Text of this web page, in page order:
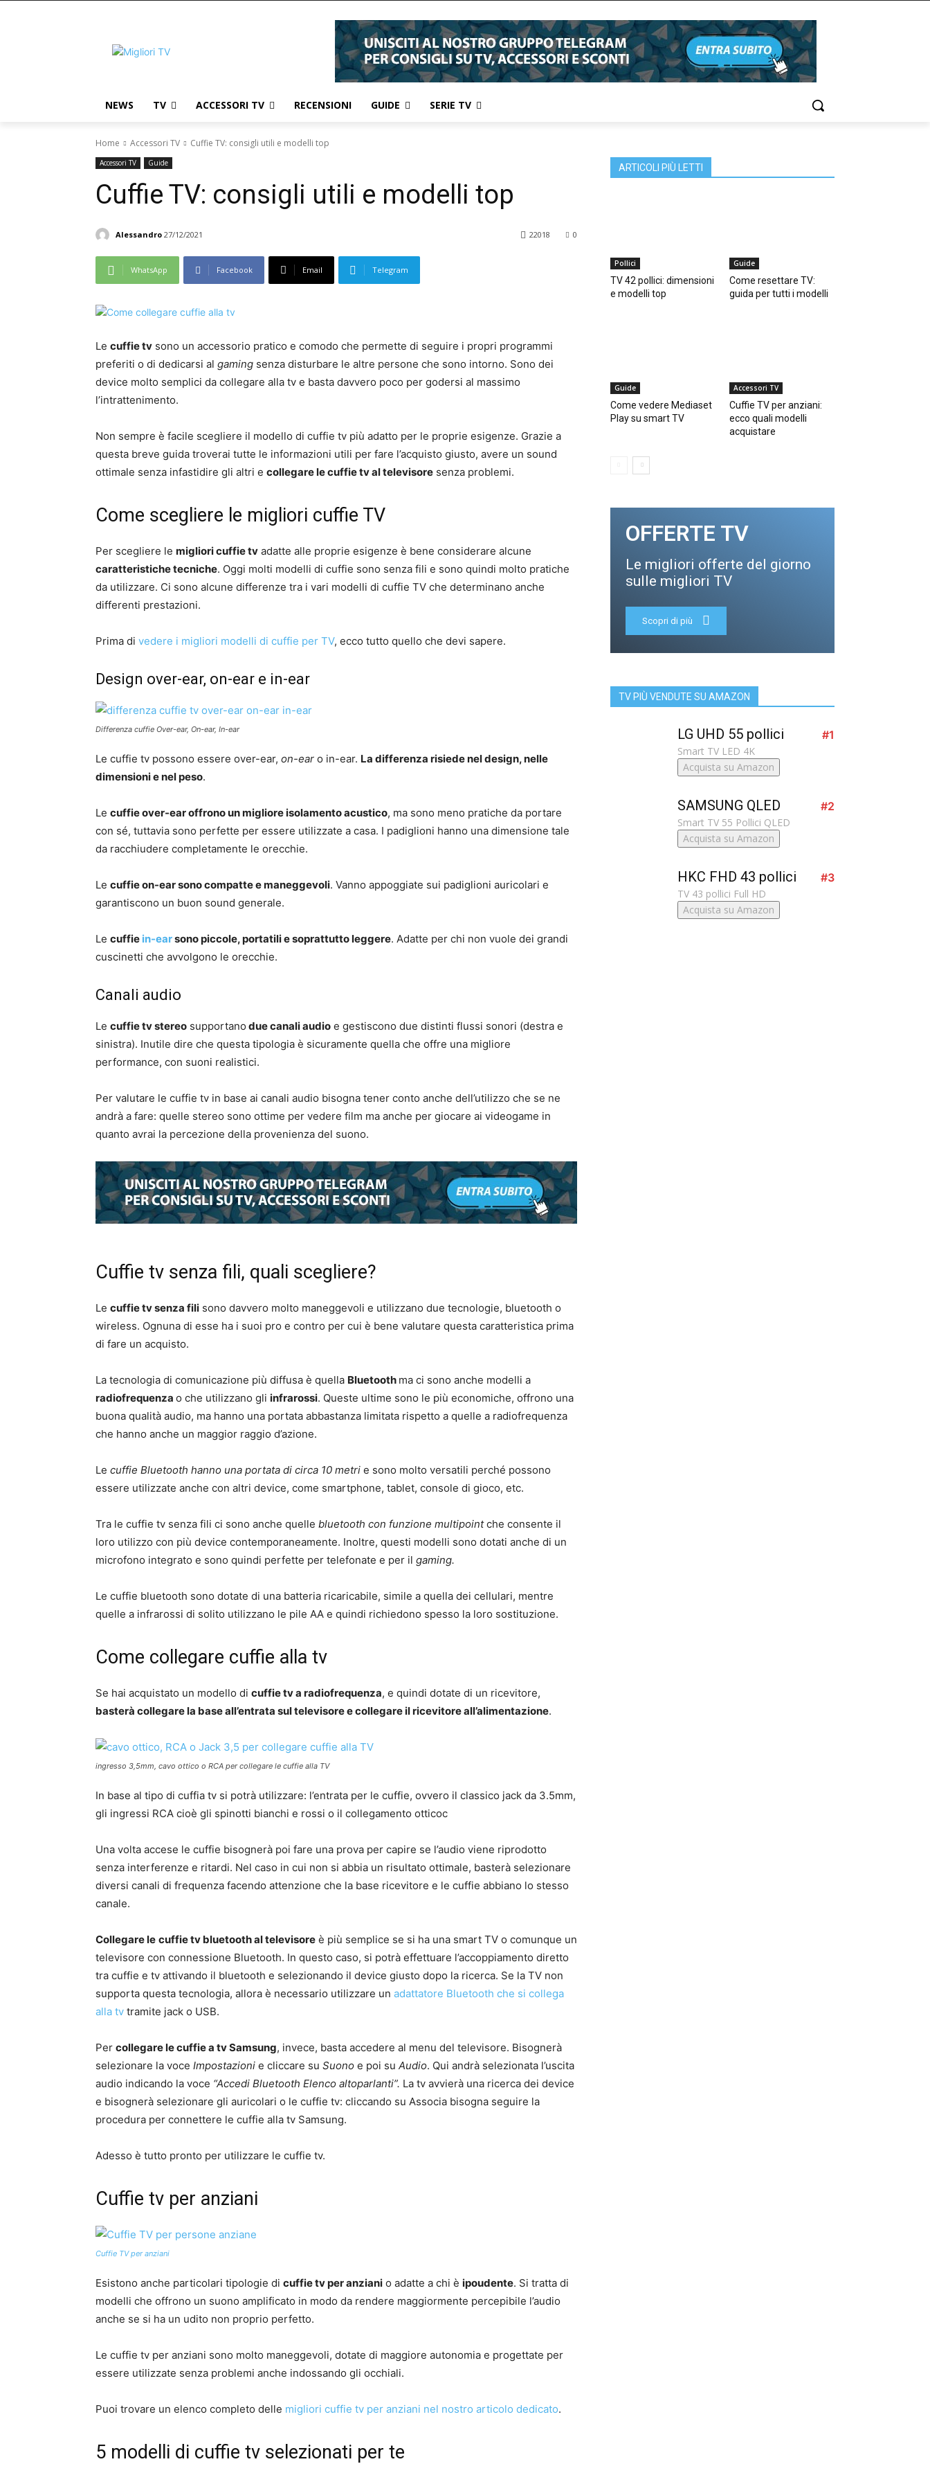
NEWS TV ACCESSORI TV RECENSIONI GUIDE SERIE TV
Home Accessori TV Cuffie TV: consigli utili e modelli top
Accessori TV Guide
Cuffie TV: consigli utili e modelli top
Alessandro 27/12/2021 0
22018
WhatsApp Facebook Email Telegram
Le cuffie tv sono un accessorio pratico e comodo che permette di seguire i propri programmi
preferiti o di dedicarsi al gaming senza disturbare le altre persone che sono intorno. Sono dei
device molto semplici da collegare alla tv e basta davvero poco per godersi al massimo
l’intrattenimento.
Non sempre è facile scegliere il modello di cuffie tv più adatto per le proprie esigenze. Grazie a
questa breve guida troverai tutte le informazioni utili per fare l’acquisto giusto, avere un sound
ottimale senza infastidire gli altri e collegare le cuffie tv al televisore senza problemi.
Come scegliere le migliori cuffie TV
Per scegliere le migliori cuffie tv adatte alle proprie esigenze è bene considerare alcune
caratteristiche tecniche. Oggi molti modelli di cuffie sono senza fili e sono quindi molto pratiche
da utilizzare. Ci sono alcune differenze tra i vari modelli di cuffie TV che determinano anche
differenti prestazioni.
Prima di vedere i migliori modelli di cuffie per TV, ecco tutto quello che devi sapere.
Design over-ear, on-ear e in-ear
Differenza cuffie Over-ear, On-ear, In-ear
Le cuffie tv possono essere over-ear, on-ear o in-ear. La differenza risiede nel design, nelle
dimensioni e nel peso.
Le cuffie over-ear offrono un migliore isolamento acustico, ma sono meno pratiche da portare
con sé, tuttavia sono perfette per essere utilizzate a casa. I padiglioni hanno una dimensione tale
da racchiudere completamente le orecchie.
Le cuffie on-ear sono compatte e maneggevoli. Vanno appoggiate sui padiglioni auricolari e
garantiscono un buon sound generale.
Le cuffie in-earsono piccole, portatili e soprattutto leggere. Adatte per chi non vuole dei grandi
cuscinetti che avvolgono le orecchie.
Canali audio
Le cuffie tv stereo supportano due canali audio e gestiscono due distinti flussi sonori (destra e
sinistra). Inutile dire che questa tipologia è sicuramente quella che offre una migliore
performance, con suoni realistici.
Per valutare le cuffie tv in base ai canali audio bisogna tener conto anche dell’utilizzo che se ne
andrà a fare: quelle stereo sono ottime per vedere film ma anche per giocare ai videogame in
quanto avrai la percezione della provenienza del suono.
Cuffie tv senza fili, quali scegliere?
Le cuffie tv senza fili sono davvero molto maneggevoli e utilizzano due tecnologie, bluetooth o
wireless. Ognuna di esse ha i suoi pro e contro per cui è bene valutare questa caratteristica prima
di fare un acquisto.
La tecnologia di comunicazione più diffusa è quella Bluetooth ma ci sono anche modelli a
radiofrequenza o che utilizzano gli infrarossi. Queste ultime sono le più economiche, offrono una
buona qualità audio, ma hanno una portata abbastanza limitata rispetto a quelle a radiofrequenza
che hanno anche un maggior raggio d’azione.
Le cuffie Bluetooth hanno una portata di circa 10 metri e sono molto versatili perché possono
essere utilizzate anche con altri device, come smartphone, tablet, console di gioco, etc.
Tra le cuffie tv senza fili ci sono anche quelle bluetooth con funzione multipointche consente il
loro utilizzo con più device contemporaneamente. Inoltre, questi modelli sono dotati anche di un
microfono integrato e sono quindi perfette per telefonate e per il gaming.
Le cuffie bluetooth sono dotate di una batteria ricaricabile, simile a quella dei cellulari, mentre
quelle a infrarossi di solito utilizzano le pile AA e quindi richiedono spesso la loro sostituzione.
Come collegare cuffie alla tv
Se hai acquistato un modello di cuffie tv a radiofrequenza, e quindi dotate di un ricevitore,
basterà collegare la base all’entrata sul televisore e collegare il ricevitore all’alimentazione.
ingresso 3,5mm, cavo ottico o RCA per collegare le cuffie alla TV
In base al tipo di cuffia tv si potrà utilizzare: l’entrata per le cuffie, ovvero il classico jack da 3.5mm,
gli ingressi RCA cioè gli spinotti bianchi e rossi o il collegamento otticoc
Una volta accese le cuffie bisognerà poi fare una prova per capire se l’audio viene riprodotto
senza interferenze e ritardi. Nel caso in cui non si abbia un risultato ottimale, basterà selezionare
diversi canali di frequenza facendo attenzione che la base ricevitore e le cuffie abbiano lo stesso
canale.
Collegare le cuffie tv bluetooth al televisore è più semplice se si ha una smart TV o comunque un
televisore con connessione Bluetooth. In questo caso, si potrà effettuare l’accoppiamento diretto
tra cuffie e tv attivando il bluetooth e selezionando il device giusto dopo la ricerca. Se la TV non
supporta questa tecnologia, allora è necessario utilizzare un adattatore Bluetooth che si collega
alla tv tramite jack o USB.
Per collegare le cuffie a tv Samsung, invece, basta accedere al menu del televisore. Bisognerà
selezionare la voce Impostazioni e cliccare su Suono e poi su Audio. Qui andrà selezionata l’uscita
audio indicando la voce “Accedi Bluetooth Elenco altoparlanti”. La tv avvierà una ricerca dei device
e bisognerà selezionare gli auricolari o le cuffie tv: cliccando su Associa bisogna seguire la
procedura per connettere le cuffie alla tv Samsung.
Adesso è tutto pronto per utilizzare le cuffie tv.
Cuffie tv per anziani
Cuffie TV per anziani
Esistono anche particolari tipologie di cuffie tv per anziani o adatte a chi è ipoudente. Si tratta di
modelli che offrono un suono amplificato in modo da rendere maggiormente percepibile l’audio
anche se si ha un udito non proprio perfetto.
Le cuffie tv per anziani sono molto maneggevoli, dotate di maggiore autonomia e progettate per
essere utilizzate senza problemi anche indossando gli occhiali.
Puoi trovare un elenco completo delle migliori cuffie tv per anziani nel nostro articolo dedicato.
5 modelli di cuffie tv selezionati per te
ARTICOLI PIÙ LETTI
Pollici
TV 42 pollici: dimensioni
e modelli top
Guide
Come resettare TV:
guida per tutti i modelli
Guide
Come vedere Mediaset
Play su smart TV
Accessori TV
Cuffie TV per anziani:
ecco quali modelli
acquistare
OFFERTE TV
Le migliori offerte del giorno
sulle migliori TV
Scopri di più
TV PIÙ VENDUTE SU AMAZON
LG UHD 55 pollici #1
Smart TV LED 4K
Acquista su Amazon
SAMSUNG QLED #2
Smart TV 55 Pollici QLED
Acquista su Amazon
HKC FHD 43 pollici #3
TV 43 pollici Full HD
Acquista su Amazon